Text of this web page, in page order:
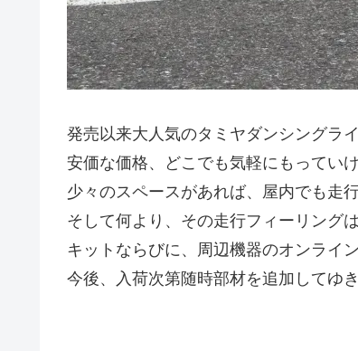
発売以来大人気のタミヤダンシングライ
安価な価格、どこでも気軽にもってい
少々のスペースがあれば、屋内でも走行
そして何より、その走行フィーリング
キットならびに、周辺機器のオンライ
今後、入荷次第随時部材を追加してゆき